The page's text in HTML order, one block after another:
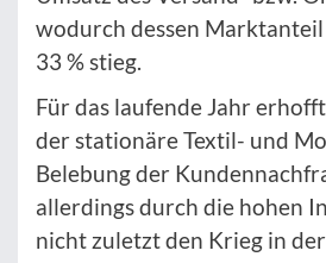
wodurch dessen
33 % stieg.
Für das laufende Jahr
der stationäre Textil- und
Belebung der
allerdings durch die hohen
nicht zuletzt den Krieg in